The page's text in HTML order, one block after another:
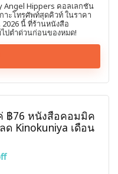
Angel Hippers คอลเลกชัน
าะโทรศัพท์สุดคิวท์ ในราคา
2026 นี้ ที่ร้านหนังสือ
ปตำด่วนก่อนของหมด!
฿76 หนังสือคอมมิค
ด Kinokuniya เดือน